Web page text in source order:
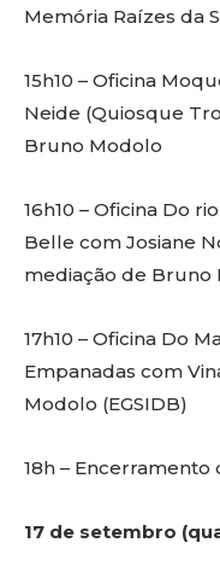
Memória Raízes da
15h10 – Oficina
Neide (Quiosque
Bruno Modolo
16h10 – Oficina Do
Belle com Josiane
mediação de Bruno
17h10 – Oficina Do
Empanadas com
Modolo (EGSIDB)
18h – Encerramento
17 de setembro